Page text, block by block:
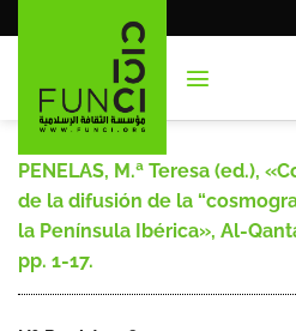
al
PENELAS, M.ª Teresa (ed.),
de la difusión de la
la Península Ibérica», Al-
pp. 1-17.